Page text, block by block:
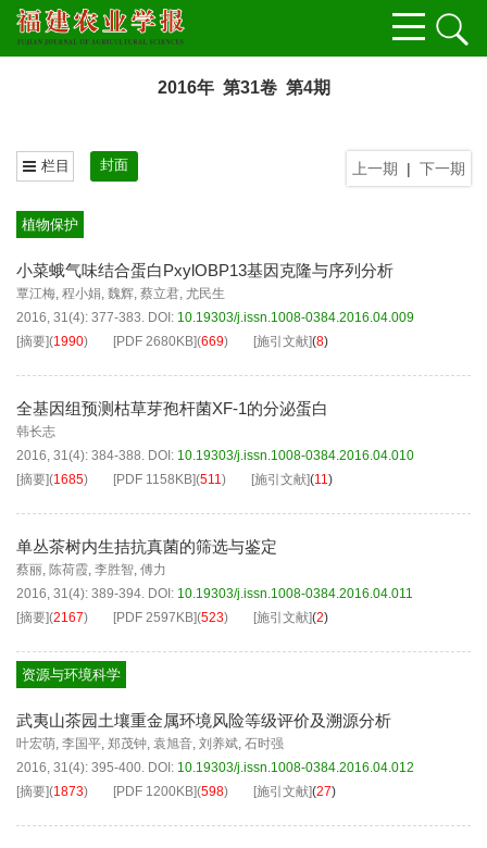
2016年 第31卷 第4期
上一期 | 下一期
栏目 封面
植物保护
小菜蛾气味结合蛋白PxylOBP13基因克隆与序列分析
覃江梅, 程小娟, 魏辉, 蔡立君, 尤民生
2016, 31(4): 377-383. DOI: 10.19303/j.issn.1008-0384.2016.04.009
[摘要](1990) [PDF 2680KB](669) [施引文献](8)
全基因组预测枯草芽孢杆菌XF-1的分泌蛋白
韩长志
2016, 31(4): 384-388. DOI: 10.19303/j.issn.1008-0384.2016.04.010
[摘要](1685) [PDF 1158KB](511) [施引文献](11)
单丛茶树内生拮抗真菌的筛选与鉴定
蔡丽, 陈荷霞, 李胜智, 傅力
2016, 31(4): 389-394. DOI: 10.19303/j.issn.1008-0384.2016.04.011
[摘要](2167) [PDF 2597KB](523) [施引文献](2)
资源与环境科学
武夷山茶园土壤重金属环境风险等级评价及溯源分析
叶宏萌, 李国平, 郑茂钟, 袁旭音, 刘养斌, 石时强
2016, 31(4): 395-400. DOI: 10.19303/j.issn.1008-0384.2016.04.012
[摘要](1873) [PDF 1200KB](598) [施引文献](27)